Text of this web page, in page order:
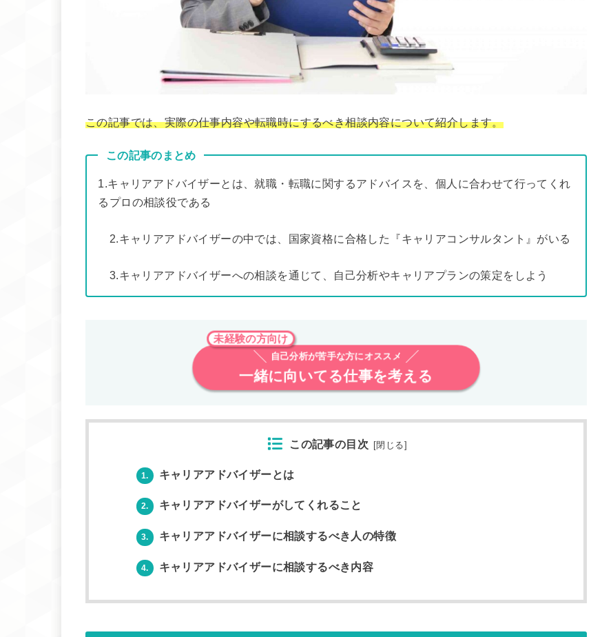
この記事では、実際の仕事内容や転職時にするべき相談内容について紹介します。
この記事のまとめ
1.キャリアアドバイザーとは、就職・転職に関するアドバイスを、個人に合わせて行ってくれ
るプロの相談役である
2.キャリアアドバイザーの中では、国家資格に合格した『キャリアコンサルタント』がいる
3.キャリアアドバイザーへの相談を通じて、自己分析やキャリアプランの策定をしよう
未経験の方向け
自己分析が苦手な方にオススメ
一緒に向いてる仕事を考える
この記事の目次 閉じる
1. キャリアアドバイザーとは
2. キャリアアドバイザーがしてくれること
3. キャリアアドバイザーに相談するべき人の特徴
4. キャリアアドバイザーに相談するべき内容